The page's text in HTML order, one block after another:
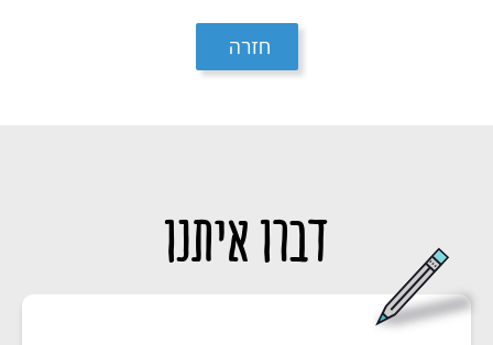
חזרה
דברו איתנו